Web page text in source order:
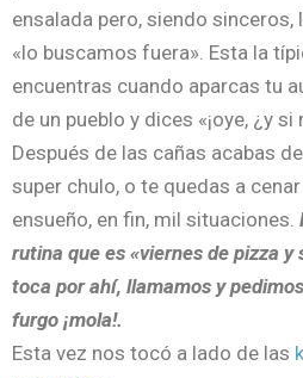
ensalada pero, siendo sinceros,
«lo buscamos fuera». Esta la
encuentras cuando aparcas tu
de un pueblo y dices «¡oye, ¿y
Después de las cañas acabas
super chulo, o te quedas a
ensueño, en fin, mil situaciones.
rutina que es «viernes de pizza y
toca por ahí, llamamos y
furgo ¡mola!.
Esta vez nos tocó a lado de las